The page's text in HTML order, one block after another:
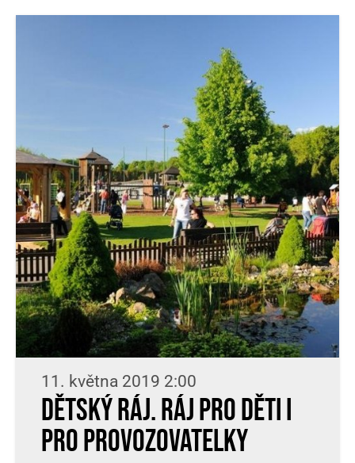
11. května 2019 2:00
Dětský ráj. Ráj pro děti i
pro provozovatelky